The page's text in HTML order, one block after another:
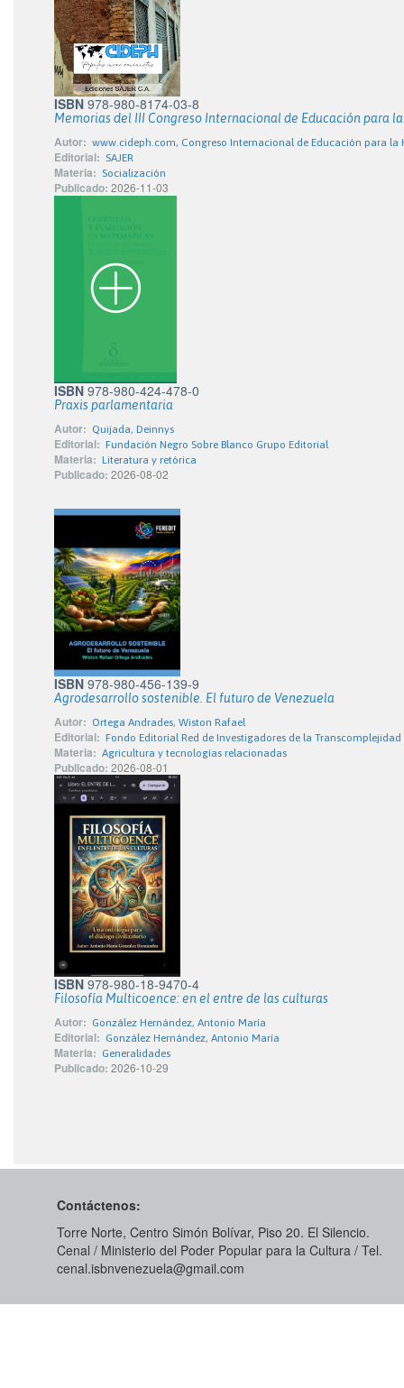
ISBN 978-980-8174-03-8
Memorias del III Congreso Internacional de Educación para
Autor: www.cideph.com, Congreso Internacional de Educación para la
Editorial: SAJER
Materia: Socialización
Publicado: 2026-11-03
ISBN 978-980-424-478-0
Praxis parlamentaria
Autor: Quijada, Deinnys
Editorial: Fundación Negro Sobre Blanco Grupo Editorial
Materia: Literatura y retórica
Publicado: 2026-08-02
ISBN 978-980-456-139-9
Agrodesarrollo sostenible. El futuro de Venezuela
Autor: Ortega Andrades, Wiston Rafael
Editorial: Fondo Editorial Red de Investigadores de la Transcomplejidad
Materia: Agricultura y tecnologías relacionadas
Publicado: 2026-08-01
ISBN 978-980-18-9470-4
Filosofía Multicoence: en el entre de las culturas
Autor: González Hernández, Antonio María
Editorial: González Hernández, Antonio María
Materia: Generalidades
Publicado: 2026-10-29
Contáctenos:
Torre Norte, Centro Simón Bolívar, Piso 20. El Silencio.
Cenal / Ministerio del Poder Popular para la Cultura / Tel.
cenal.isbnvenezuela@gmail.com